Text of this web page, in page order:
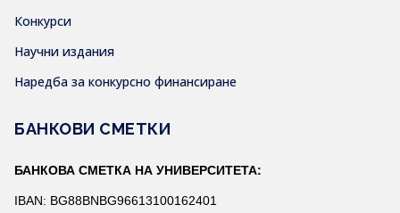
Конкурси
Научни издания
Наредба за конкурсно финансиране
БАНКОВИ СМЕТКИ
БАНКОВА СМЕТКА НА УНИВЕРСИТЕТА:
IBAN: BG88BNBG96613100162401